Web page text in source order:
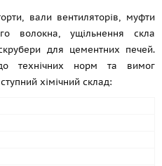
вали вентиляторів, муфти
волокна, ущільнення скла
для цементних печей.
до технічних норм та вимог
хімічний склад: